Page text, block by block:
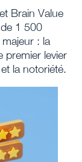
Brain Value
1 500
: la
premier levier
la notoriété.